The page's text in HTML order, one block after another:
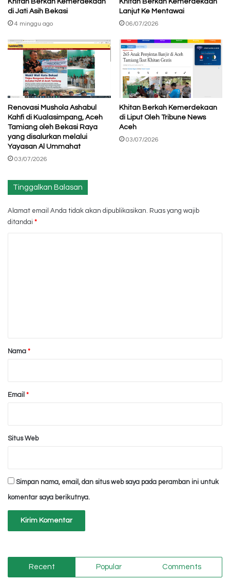
Khitan Berkah Kemerdekaan
di Jati Asih Bekasi
4 minggu ago
Khitan Berkah Kemerdekaan
Lanjut Ke Mentawai
06/07/2026
Renovasi Mushola Ashabul
Kahfi di Kualasimpang, Aceh
Tamiang oleh Bekasi Raya
yang disalurkan melalui
Yayasan Al Ummahat
03/07/2026
Khitan Berkah Kemerdekaan
di Liput Oleh Tribune News
Aceh
03/07/2026
Tinggalkan Balasan
Alamat email Anda tidak akan dipublikasikan. Ruas yang wajib
ditandai *
rNama *
Email *
Situs Web
Simpan nama, email, dan situs web saya pada peramban ini untuk
komentar saya berikutnya.
Recent Popular Comments